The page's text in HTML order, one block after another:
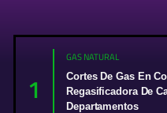
1
GAS NATURAL
Cortes De Gas En
Regasificadora De
Departamentos